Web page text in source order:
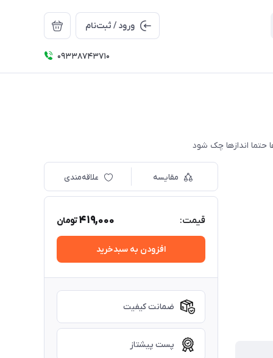
ورود / ثبت‌نام
09338743710
مقایسه علاقه‌مندی
قیمت: 419,000تومان
افزودن به سبدخرید
ضمانت کیفیت
پست پیشتاز